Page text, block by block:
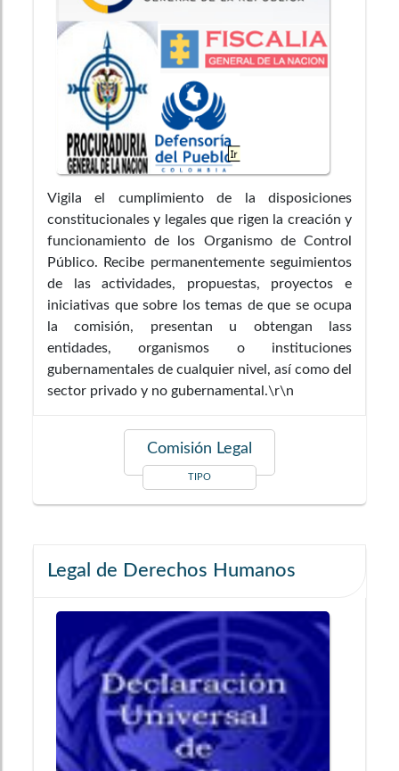
Vigila el cumplimiento de la disposiciones
constitucionales y legales que rigen la creación y
funcionamiento de los Organismo de Control
Público. Recibe permanentemente seguimientos
de las actividades, propuestas, proyectos e
iniciativas que sobre los temas de que se ocupa
la comisión, presentan u obtengan lass
entidades, organismos o instituciones
gubernamentales de cualquier nivel, así como del
sector privado y no gubernamental.\r\n
Comisión Legal
TIPO
Legal de Derechos Humanos